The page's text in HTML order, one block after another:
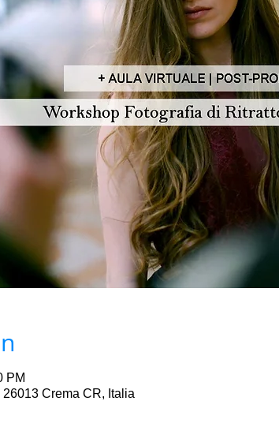
PM
Crema CR, Italia